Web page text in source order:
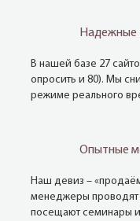
Надежные
В нашей базе 27
опросить и 80). Мы
режиме реального
Опытные
Наш девиз –
менеджеры проводят
посещают семинары